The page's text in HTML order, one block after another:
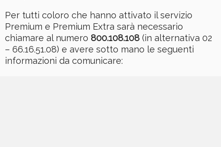
Per tutti coloro che hanno attivato il servizio
Premium e Premium Extra sarà necessario
chiamare al numero 800.108.108 (in alternativa 02
– 66.16.51.08) e avere sotto mano le seguenti
informazioni da comunicare: